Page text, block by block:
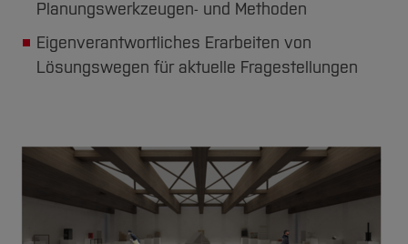
Arbeiten im FB G
Forschung und Projekte
International
Team
Studiengänge
Studieninteressierte
Aktuelles
Studium
Fachgruppen
Team
Service
Amtliche Bekanntmachungen
Notfall-Infos
BO Shop
Familiengerechte Hochschule
Gleichstellung
Diskriminierungsfreie Hochschule
Hochschulbibliothek
Hochschulkommunikation
International Office
Zentrale Studienberatung
Planungswerkzeugen- und Methoden
Eigenverantwortliches Erarbeiten von
Lösungswegen für aktuelle Fragestellungen